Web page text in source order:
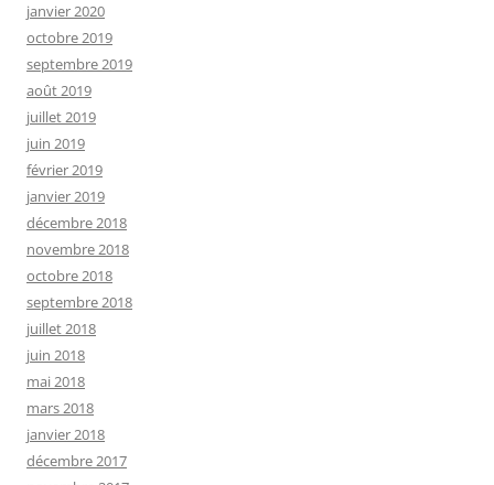
janvier 2020
octobre 2019
septembre 2019
août 2019
juillet 2019
juin 2019
février 2019
janvier 2019
décembre 2018
novembre 2018
octobre 2018
septembre 2018
juillet 2018
juin 2018
mai 2018
mars 2018
janvier 2018
décembre 2017